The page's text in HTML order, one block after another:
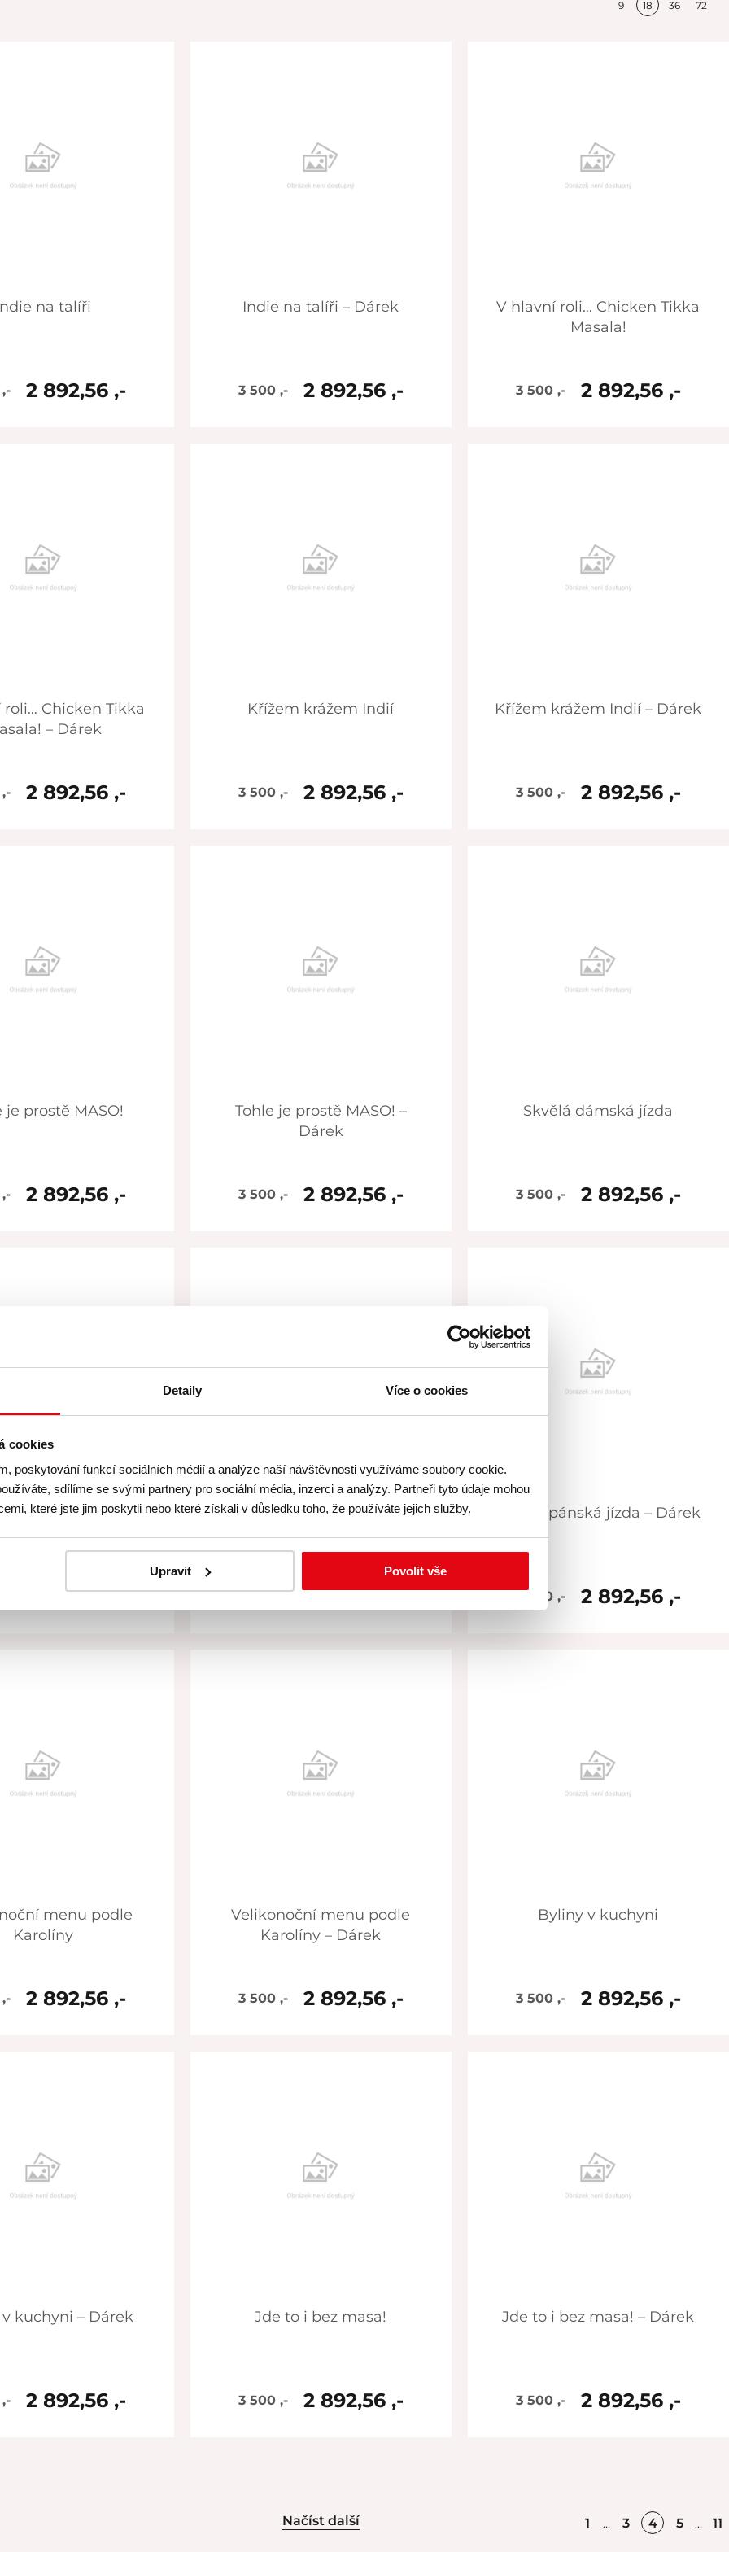
Detaily Více o cookies
cookies
poskytování funkcí sociálních médií a analýze naší návštěvnosti využíváme soubory cookie.
sdílíme se svými partnery pro sociální média, inzerci a analýzy. Partneři tyto údaje mohou
které jste jim poskytli nebo které získali v důsledku toho, že používáte jejich služby.
Upravit Povolit vše
9 18 36 72
Indie na talíři
2 892,56 ,-
Indie na talíři – Dárek
3 500 ,- 2 892,56 ,-
V hlavní roli… Chicken Tikka
Masala!
3 500 ,- 2 892,56 ,-
– Dárek
2 892,56 ,-
Křížem krážem Indií
3 500 ,- 2 892,56 ,-
Křížem krážem Indií – Dárek
3 500 ,- 2 892,56 ,-
je prostě MASO!
2 892,56 ,-
Tohle je prostě MASO! –
Dárek
3 500 ,- 2 892,56 ,-
Skvělá dámská jízda
3 500 ,- 2 892,56 ,-
jízda – Dárek
2 892,56 ,-
Skvělá pánská jízda
3 500 ,- 2 892,56 ,-
Skvělá pánská jízda – Dárek
3 500 ,- 2 892,56 ,-
Karolíny
2 892,56 ,-
Velikonoční menu podle
Karolíny – Dárek
3 500 ,- 2 892,56 ,-
Byliny v kuchyni
3 500 ,- 2 892,56 ,-
v kuchyni – Dárek
2 892,56 ,-
Jde to i bez masa!
3 500 ,- 2 892,56 ,-
Jde to i bez masa! – Dárek
3 500 ,- 2 892,56 ,-
1 … 3 4 5 … 11
Načíst další